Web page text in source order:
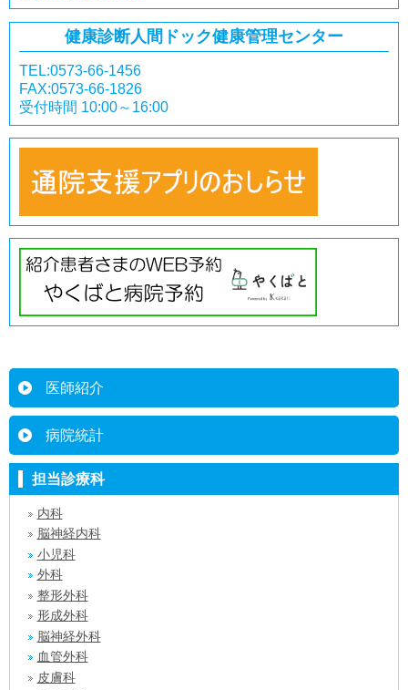
健康診断人間ドック健康管理センター
TEL:0573-66-1456
FAX:0573-66-1826
受付時間 10:00～16:00
医師紹介
病院統計
担当診療科
内科
脳神経内科
小児科
外科
整形外科
形成外科
脳神経外科
血管外科
皮膚科